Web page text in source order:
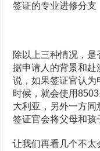
签证的专业进修分支
除以上三种情况，
据申请人的背景和
说，如果签证官认为
时候，就会使用
大利亚，另外一方
签证官会将父母和孩
让我们再看几个不太